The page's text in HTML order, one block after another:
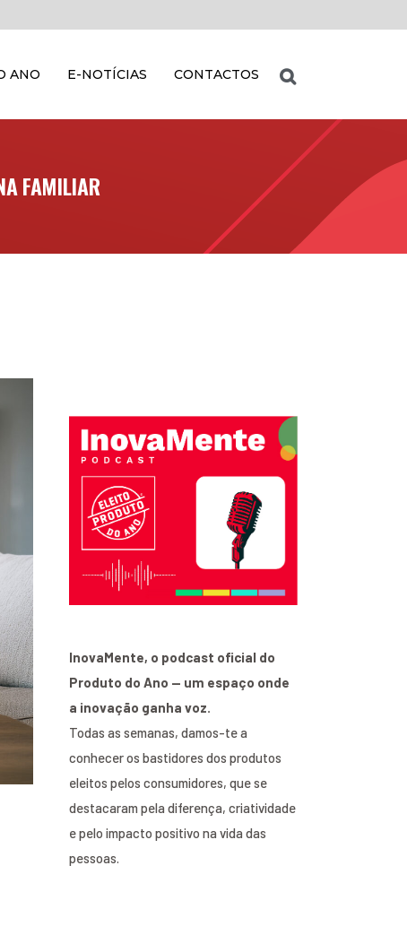
ANO E-NOTÍCIAS CONTACTOS
FAMILIAR
InovaMente, o podcast oficial do
Produto do Ano — um espaço onde
a inovação ganha voz.
Todas as semanas, damos-te a
conhecer os bastidores dos produtos
eleitos pelos consumidores, que se
destacaram pela diferença, criatividade
e pelo impacto positivo na vida das
pessoas.